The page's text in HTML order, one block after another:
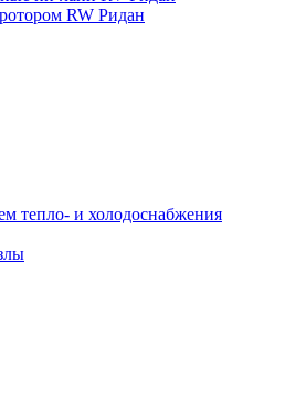
RW Ридан
тепло- и холодоснабжения